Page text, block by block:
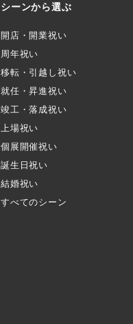
シーンから選ぶ
開店・開業祝い
周年祝い
移転・引越し祝い
就任・昇進祝い
竣工・落成祝い
上場祝い
個展開催祝い
誕生日祝い
結婚祝い
すべてのシーン